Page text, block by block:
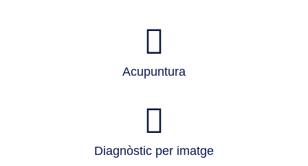
Acupuntura
Diagnòstic per imatge